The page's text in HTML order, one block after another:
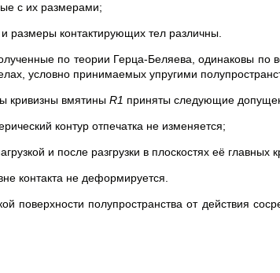
с их размерами;
размеры контактирующих тел различны.
по теории Герца-Беляева, одинаковы по
условно принимаемых упругими
кривизны вмятины R1 приняты следующие
контур отпечатка не изменяется;
и после разгрузки в плоскостях её главных
контакта не деформируется.
поверхности полупространства от действия